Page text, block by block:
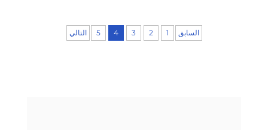
السابق 1
2
3
4
5 التالي